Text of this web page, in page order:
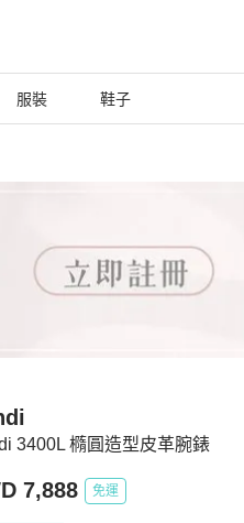
服裝 鞋子
3400L 橢圓造型皮革腕錶
7,888 免運